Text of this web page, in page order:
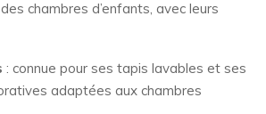
chambres d’enfants, avec leurs
: connue pour ses tapis lavables et ses
adaptées aux chambres